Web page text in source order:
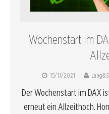
Wochenstart im
15/11/2021
Der Wochenstart im DAX
erneut ein Allzeithoch.